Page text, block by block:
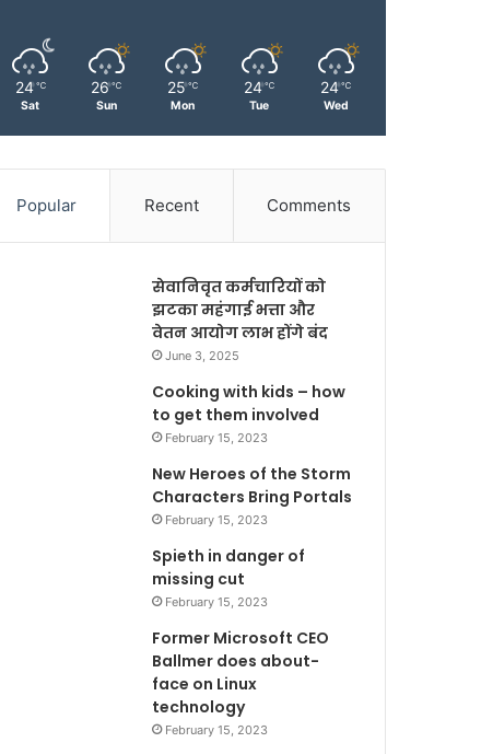
24 ℃
Sat
26 ℃
Sun
25 ℃
Mon
24 ℃
Tue
24 ℃
Wed
Popular Recent Comments
सेवानिवृत कर्मचारियों को
झटका महंगाई भत्ता और
वेतन आयोग लाभ होंगे बंद
June 3, 2025
Cooking with kids – how
to get them involved
February 15, 2023
New Heroes of the Storm
Characters Bring Portals
February 15, 2023
Spieth in danger of
missing cut
February 15, 2023
Former Microsoft CEO
Ballmer does about-
face on Linux
technology
February 15, 2023